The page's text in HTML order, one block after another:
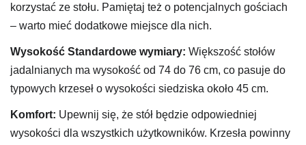
korzystać ze stołu. Pamiętaj też o potencjalnych gościach
– warto mieć dodatkowe miejsce dla nich.
Wysokość Standardowe wymiary: Większość stołów
jadalnianych ma wysokość od 74 do 76 cm, co pasuje do
typowych krzeseł o wysokości siedziska około 45 cm.
Komfort: Upewnij się, że stół będzie odpowiedniej
wysokości dla wszystkich użytkowników. Krzesła powinny